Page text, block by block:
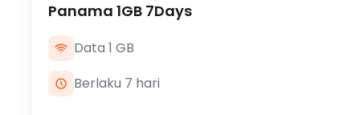
Panama 1GB 7Days
Data 1 GB
Berlaku 7 hari